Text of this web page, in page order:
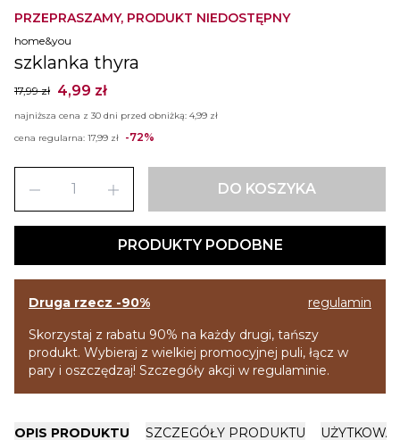
PRZEPRASZAMY, PRODUKT NIEDOSTĘPNY
home&you
szklanka thyra
17,99 zł 4,99 zł
najniższa cena z 30 dni przed obniżką: 4,99 zł
cena regularna: 17,99 zł -72%
remove add DO KOSZYKA
PRODUKTY PODOBNE
Druga rzecz -90%
regulamin
Skorzystaj z rabatu 90% na każdy drugi, tańszy
produkt. Wybieraj z wielkiej promocyjnej puli, łącz w
pary i oszczędzaj! Szczegóły akcji w regulaminie.
OPIS PRODUKTU SZCZEGÓŁY PRODUKTU